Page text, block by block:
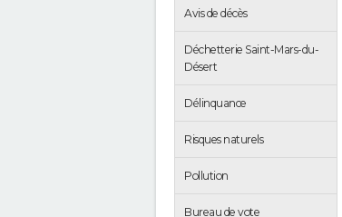
Avis de décès
Déchetterie Saint-Mars-du-
Désert
Délinquance
Risques naturels
Pollution
Bureau de vote